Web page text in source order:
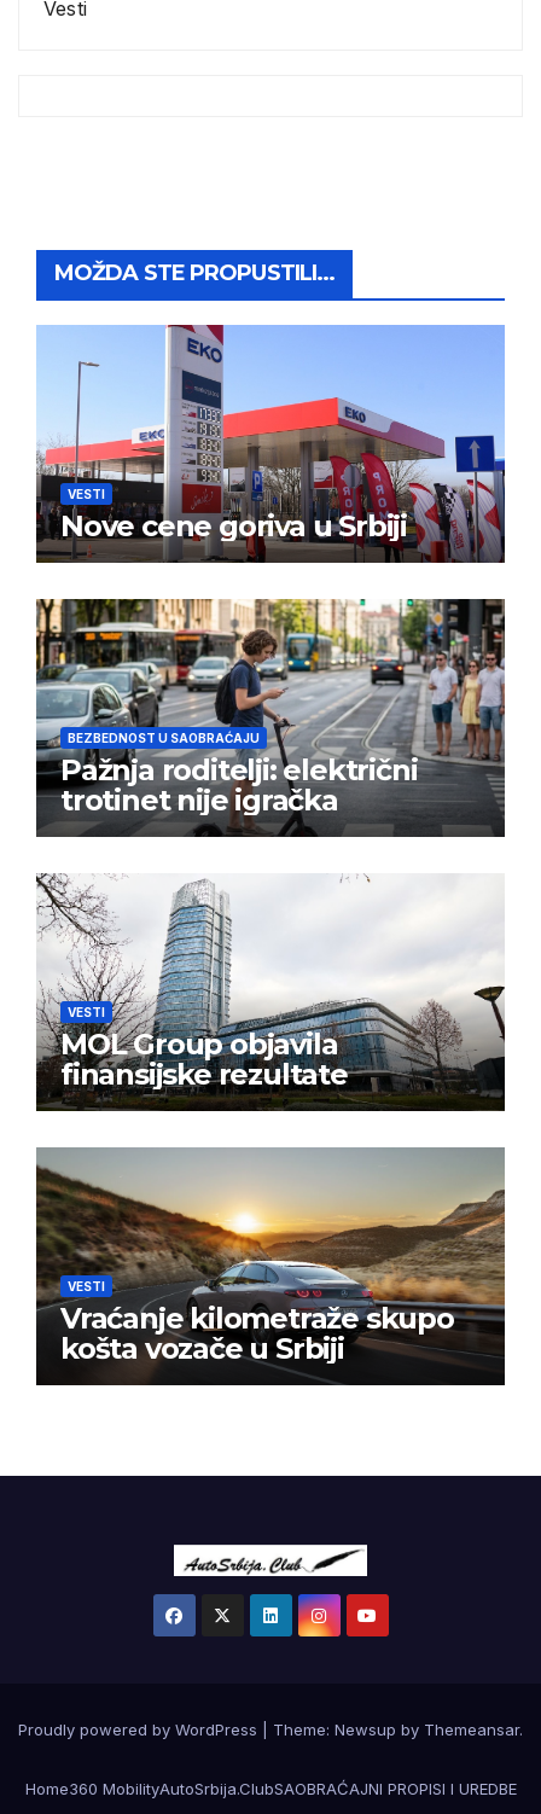
Vesti
MOŽDA STE PROPUSTILI...
VESTI
Nove cene goriva u Srbiji
BEZBEDNOST U SAOBRAĆAJU
Pažnja roditelji: električni
trotinet nije igračka
VESTI
MOL Group objavila
finansijske rezultate
VESTI
Vraćanje kilometraže skupo
košta vozače u Srbiji
Proudly powered by WordPress Theme: Newsup by Themeansar.
Home360 MobilityAutoSrbija.ClubSAOBRAĆAJNI PROPISI I UREDBE